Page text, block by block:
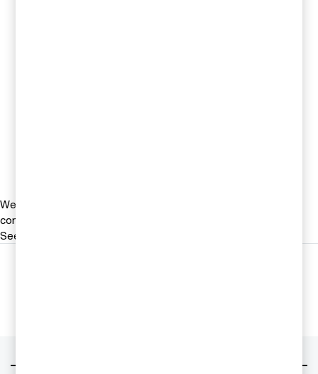
We help you meet tomorrow’s tech demands
compete at a speed that rewrites the rules
See how